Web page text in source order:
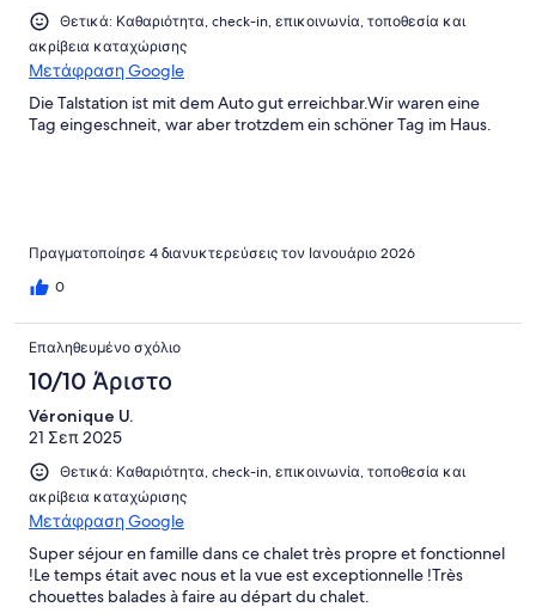
Θετικά: Καθαριότητα, check-in, επικοινωνία, τοποθεσία και
ακρίβεια καταχώρισης
Μετάφραση Google
Die Talstation ist mit dem Auto gut erreichbar.Wir waren eine
Tag eingeschneit, war aber trotzdem ein schöner Tag im Haus.
Πραγματοποίησε 4 διανυκτερεύσεις τον Ιανουάριο 2026
0
Επαληθευμένο σχόλιο
10/10 Άριστο
Véronique U.
21 Σεπ 2025
Θετικά: Καθαριότητα, check-in, επικοινωνία, τοποθεσία και
ακρίβεια καταχώρισης
Μετάφραση Google
Super séjour en famille dans ce chalet très propre et fonctionnel
!Le temps était avec nous et la vue est exceptionnelle !Très
chouettes balades à faire au départ du chalet.